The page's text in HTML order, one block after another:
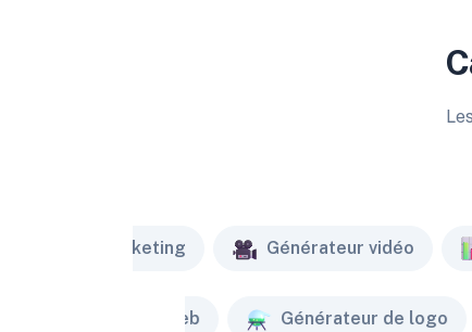
Marketing Générateur vidéo
Créateur de site web Générateur de logo